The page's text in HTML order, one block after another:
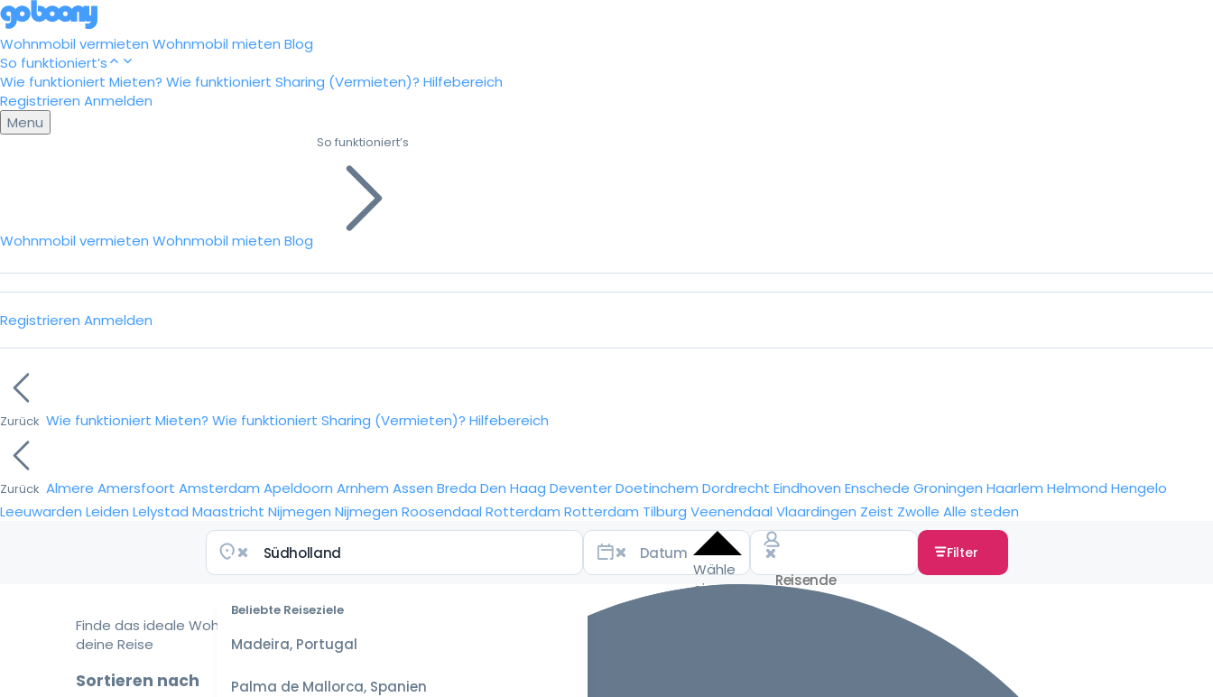
Wohnmobil vermieten Wohnmobil mieten Blog
So funktioniert’s
Wie funktioniert Mieten? Wie funktioniert Sharing (Vermieten)? Hilfebereich
Registrieren Anmelden
Menu
Wohnmobil vermieten Wohnmobil mieten Blog
So funktioniert’s
Registrieren Anmelden
Zurück Wie funktioniert Mieten? Wie funktioniert Sharing (Vermieten)? Hilfebereich
Zurück Almere Amersfoort Amsterdam Apeldoorn Arnhem Assen Breda Den Haag DeventerDoetinchem Dordrecht Eindhoven Enschede Groningen Haarlem Helmond Hengelo
Leeuwarden Leiden Lelystad Maastricht Nijmegen Nijmegen Roosendaal Rotterdam Rotterdam Tilburg Veenendaal Vlaardingen Zeist Zwolle Alle steden
Beliebte Reiseziele
Madeira, Portugal
Palma de Mallorca, Spanien
Wähle
ein
Filter
Finde das ideale Wohnmobil für
deine Reise
Sortieren nach